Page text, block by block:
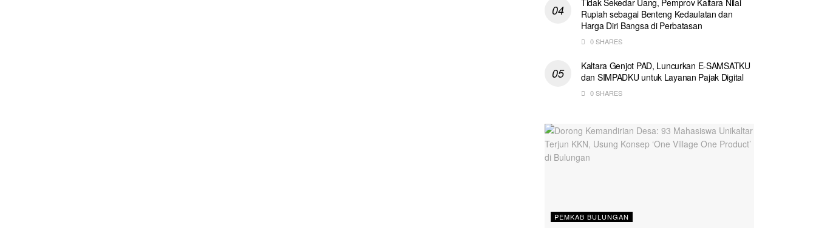
Rupiah sebagai Benteng Kedaulatan dan
Harga Diri Bangsa di Perbatasan
0 SHARES
Kaltara Genjot PAD, Luncurkan E-SAMSATKU
dan SIMPADKU untuk Layanan Pajak Digital
0 SHARES
PEMKAB BULUNGAN